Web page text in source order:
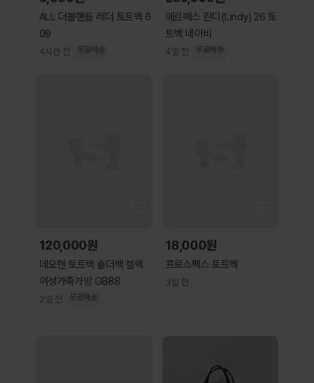
ALL 더블핸들 레더 토트백 6
09
4시간 전 무료배송
에르메스 린디(Lindy) 26 토
트백 네이비
4일 전 무료배송
120,000원
데오헨 토트백 숄더백 블랙
여성가죽가방 GB88
2일 전 무료배송
18,000원
프로스펙스 토트백
3일 전